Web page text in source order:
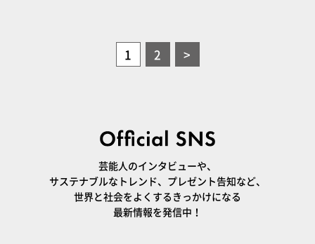
1 2 >
芸能人のインタビューや、
サステナブルなトレンド、プレゼント告知など、
世界と社会をよくするきっかけになる
最新情報を発信中！